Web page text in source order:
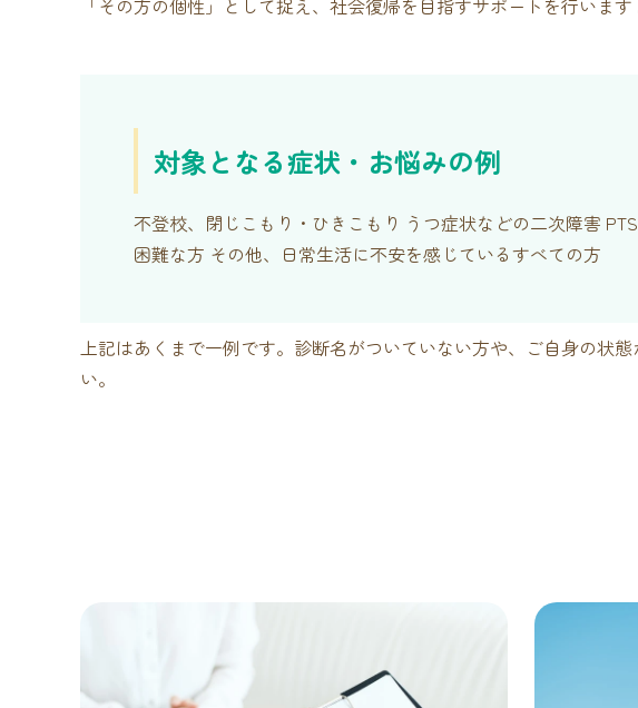
対象となる症状・お悩みの例
不登校、閉じこもり・ひきこもり うつ症状などの二次障害
困難な方 その他、日常生活に不安を感じているすべての方
上記はあくまで一例です。診断名がついていない方や、ご自身の状
い。